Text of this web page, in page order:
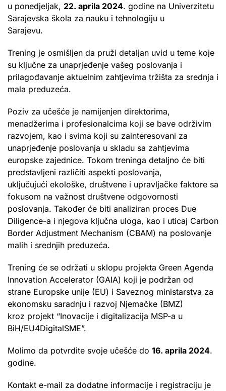
u ponedjeljak, 22. aprila 2024. godine na Univerzitetu
Sarajevska škola za nauku i tehnologiju u
Sarajevu.
Trening je osmišljen da pruži detaljan uvid u teme koje
su ključne za unaprjeđenje vašeg poslovanja i
prilagođavanje aktuelnim zahtjevima tržišta za srednja i
mala preduzeća.
Poziv za učešće je namijenjen direktorima,
menadžerima i profesionalcima koji se bave održivim
razvojem, kao i svima koji su zainteresovani za
unaprjeđenje poslovanja u skladu sa zahtjevima
europske zajednice. Tokom treninga detaljno će biti
predstavljeni različiti aspekti poslovanja,
uključujući ekološke, društvene i upravljačke faktore sa
fokusom na važnost društvene odgovornosti
poslovanja. Također će biti analiziran proces Due
Diligence-a i njegova ključna uloga, kao i uticaj Carbon
Border Adjustment Mechanism (CBAM) na poslovanje
malih i srednjih preduzeća.
Trening će se održati u sklopu projekta Green Agenda
Innovation Accelerator (GAIA) koji je podržan od
strane Europske unije (EU) i Saveznog ministarstva za
ekonomsku saradnju i razvoj Njemačke (BMZ)
kroz projekt “Inovacije i digitalizacija MSP-a u
BiH/EU4DigitalSME”.
Molimo da potvrdite svoje učešće do 16. aprila 2024.
godine.
Kontakt e-mail za dodatne informacije i registraciju je